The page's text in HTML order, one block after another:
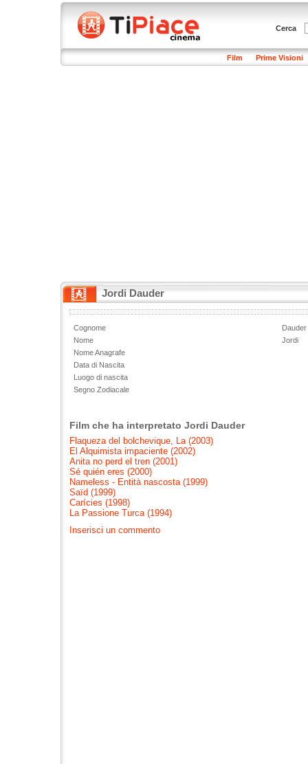
Cerca
Film Prime Visioni
Jordi Dauder
Cognome
Dauder
Nome
Jordi
Nome Anagrafe
Data di Nascita
Luogo di nascita
Segno Zodiacale
Film che ha interpretato Jordi Dauder
Flaqueza del bolchevique, La (2003)
El Alquimista impaciente (2002)
Anita no perd el tren (2001)
Sé quién eres (2000)
Nameless - Entità nascosta (1999)
Saïd (1999)
Carícies (1998)
La Passione Turca (1994)
Inserisci un commento